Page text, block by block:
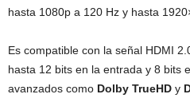
hasta 1080p a 120 Hz y hasta
Es compatible con la señal HDMI
hasta 12 bits en la entrada y 8 bits
avanzados como Dolby TrueHD y